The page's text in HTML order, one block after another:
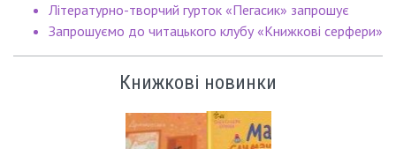
Літературно-творчий гурток «Пегасик» запрошує
Запрошуємо до читацького клубу «Книжкові серфери»
Книжкові новинки